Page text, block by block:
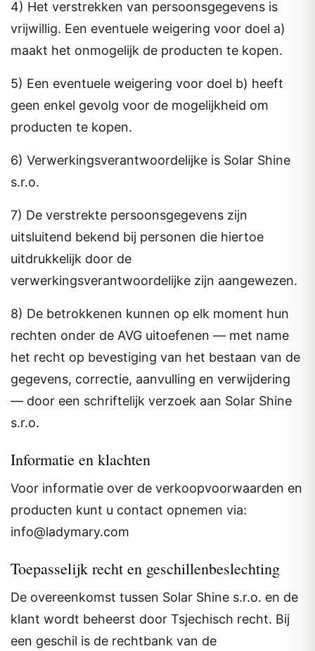
4) Het verstrekken van persoonsgegevens is
vrijwillig. Een eventuele weigering voor doel a)
maakt het onmogelijk de producten te kopen.
5) Een eventuele weigering voor doel b) heeft
geen enkel gevolg voor de mogelijkheid om
producten te kopen.
6) Verwerkingsverantwoordelijke is Solar Shine
s.r.o.
7) De verstrekte persoonsgegevens zijn
uitsluitend bekend bij personen die hiertoe
uitdrukkelijk door de
verwerkingsverantwoordelijke zijn aangewezen.
8) De betrokkenen kunnen op elk moment hun
rechten onder de AVG uitoefenen — met name
het recht op bevestiging van het bestaan van de
gegevens, correctie, aanvulling en verwijdering
— door een schriftelijk verzoek aan Solar Shine
s.r.o.
Informatie en klachten
Voor informatie over de verkoopvoorwaarden en
producten kunt u contact opnemen via:
info@ladymary.com
Toepasselijk recht en geschillenbeslechting
De overeenkomst tussen Solar Shine s.r.o. en de
klant wordt beheerst door Tsjechisch recht. Bij
een geschil is de rechtbank van de